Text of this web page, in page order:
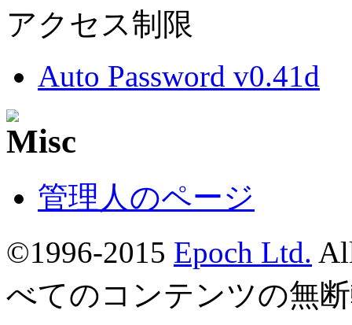
アクセス制限
Auto Password v0.41d
管理人のページ
©1996-2015 Epoch Ltd.
べてのコンテンツの無